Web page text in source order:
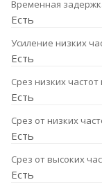
Временная
Есть
Усиление низких
Есть
Срез низких
Есть
Срез от низких
Есть
Срез от высоких
Есть